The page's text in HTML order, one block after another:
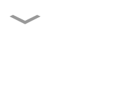
Prensa Rotativa Para